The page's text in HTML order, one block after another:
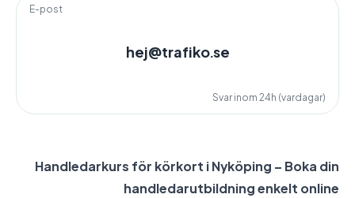
E-post
hej@trafiko.se
Svar inom 24h (vardagar)
Handledarkurs för körkort i Nyköping – Boka din
handledarutbildning enkelt online